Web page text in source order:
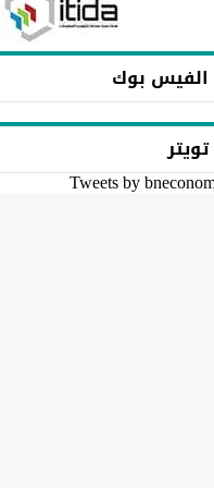
الفيس بوك
تويتر
Tweets by